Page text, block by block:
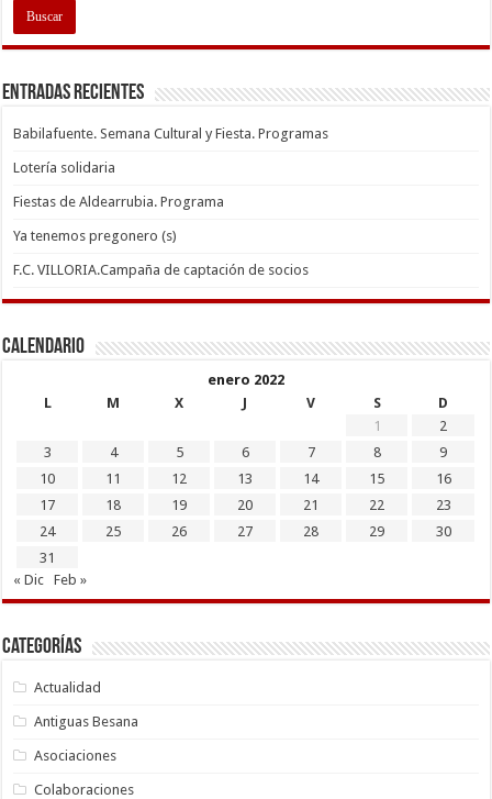
Entradas recientes
Babilafuente. Semana Cultural y Fiesta. Programas
Lotería solidaria
Fiestas de Aldearrubia. Programa
Ya tenemos pregonero (s)
F.C. VILLORIA.Campaña de captación de socios
Calendario
enero 2022
L
M X J V S
D
1
2
3
4 5 6 7 8
9
10
11 12 13 14 15
16
17
18 19 20 21 22
23
24
25 26 27 28 29
30
31
« Dic
Feb »
Categorías
Actualidad
Antiguas Besana
Asociaciones
Colaboraciones